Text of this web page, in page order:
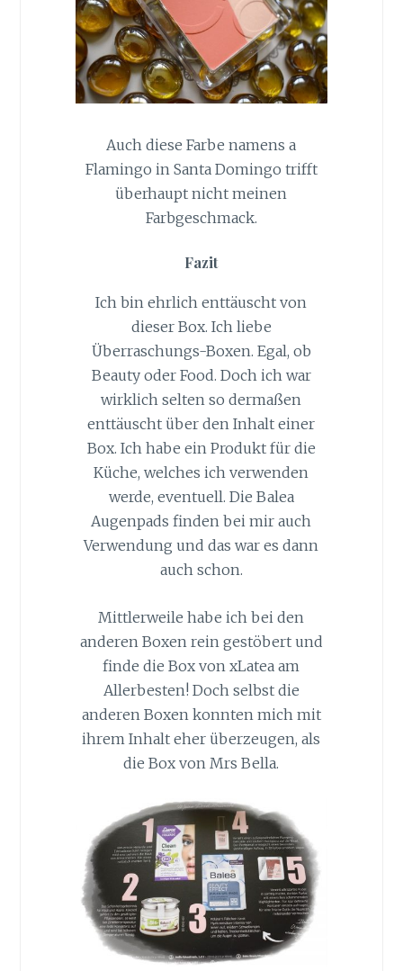
Auch diese Farbe namens a
Flamingo in Santa Domingo trifft
überhaupt nicht meinen
Farbgeschmack.
Fazit
Ich bin ehrlich enttäuscht von
dieser Box. Ich liebe
Überraschungs-Boxen. Egal, ob
Beauty oder Food. Doch ich war
wirklich selten so dermaßen
enttäuscht über den Inhalt einer
Box. Ich habe ein Produkt für die
Küche, welches ich verwenden
werde, eventuell. Die Balea
Augenpads finden bei mir auch
Verwendung und das war es dann
auch schon.
Mittlerweile habe ich bei den
anderen Boxen rein gestöbert und
finde die Box von xLatea am
Allerbesten! Doch selbst die
anderen Boxen konnten mich mit
ihrem Inhalt eher überzeugen, als
die Box von Mrs Bella.